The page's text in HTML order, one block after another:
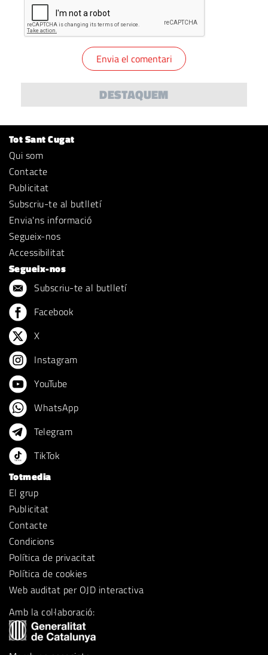
DESTAQUEM
Tot Sant Cugat
Qui som
Contacte
Publicitat
Subscriu-te al butlletí
Envia'ns informació
Segueix-nos
Accessibilitat
Segueix-nos
Subscriu-te al butlletí
Facebook
X
Instagram
YouTube
WhatsApp
Telegram
TikTok
Totmedia
El grup
Publicitat
Contacte
Condicions
Política de privacitat
Política de cookies
Web auditat per OJD interactiva
Amb la col·laboració: